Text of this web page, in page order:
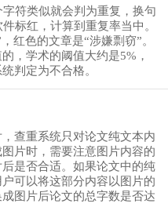
符类似就会判为重复，换句
标红，计算到重复率当中。
红色的文章是“涉嫌剽窃”。
，学术的阈值大约是5%，
判定为不合格。
查重系统只对论文纯文本内
片时，需要注意图片内容的
是否合适。如果论文中的纯
可以将这部分内容以图片的
图片后论文的总字数是否达